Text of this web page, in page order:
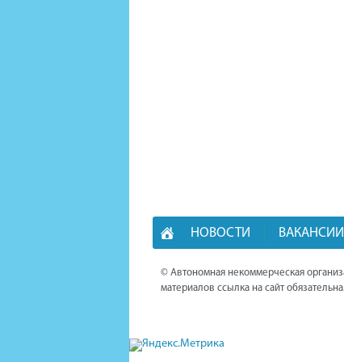
НОВОСТИ ВАКАНСИИ
© Автономная некоммерческая
материалов ссылка на сайт обязательна.